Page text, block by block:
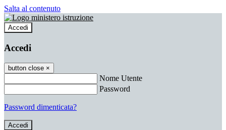
Salta al contenuto
Accedi
Accedi
button close ×
Nome Utente
Password
Password dimenticata?